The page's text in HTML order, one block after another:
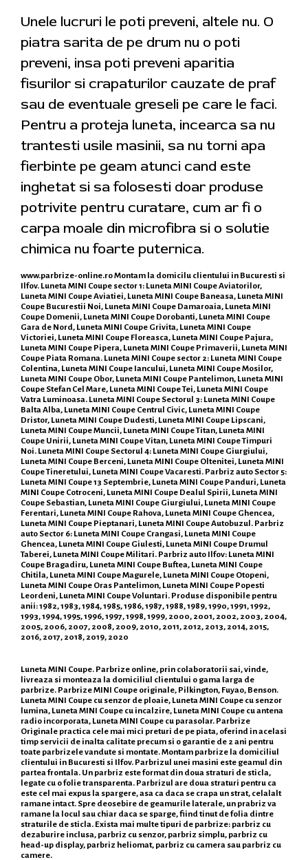
Unele lucruri le poti preveni, altele nu. O
piatra sarita de pe drum nu o poti
preveni, insa poti preveni aparitia
fisurilor si crapaturilor cauzate de praf
sau de eventuale greseli pe care le faci.
Pentru a proteja luneta, incearca sa nu
trantesti usile masinii, sa nu torni apa
fierbinte pe geam atunci cand este
inghetat si sa folosesti doar produse
potrivite pentru curatare, cum ar fi o
carpa moale din microfibra si o solutie
chimica nu foarte puternica.
www.parbrize-online.roMontam la domicilu clientului in Bucuresti si
Ilfov. Luneta MINI Coupe sector 1: Luneta MINI Coupe Aviatorilor,
Luneta MINI Coupe Aviatiei, Luneta MINI Coupe Baneasa, Luneta MINI
Coupe Bucurestii Noi, Luneta MINI Coupe Damaroaia, Luneta MINI
Coupe Domenii, Luneta MINI Coupe Dorobanti, Luneta MINI Coupe
Gara de Nord, Luneta MINI Coupe Grivita, Luneta MINI Coupe
Victoriei, Luneta MINI Coupe Floreasca, Luneta MINI Coupe Pajura,
Luneta MINI Coupe Pipera, Luneta MINI Coupe Primaverii, Luneta MINI
Coupe Piata Romana. Luneta MINI Coupe sector 2: Luneta MINI Coupe
Colentina, Luneta MINI Coupe Iancului, Luneta MINI Coupe Mosilor,
Luneta MINI Coupe Obor, Luneta MINI Coupe Pantelimon, Luneta MINI
Coupe Stefan Cel Mare, Luneta MINI Coupe Tei, Luneta MINI Coupe
Vatra Luminoasa. Luneta MINI Coupe Sectorul 3: Luneta MINI Coupe
Balta Alba, Luneta MINI Coupe Centrul Civic, Luneta MINI Coupe
Dristor, Luneta MINI Coupe Dudesti, Luneta MINI Coupe Lipscani,
Luneta MINI Coupe Muncii, Luneta MINI Coupe Titan, Luneta MINI
Coupe Unirii, Luneta MINI Coupe Vitan, Luneta MINI Coupe Timpuri
Noi. Luneta MINI Coupe Sectorul 4: Luneta MINI Coupe Giurgiului,
Luneta MINI Coupe Berceni, Luneta MINI Coupe Oltenitei, Luneta MINI
Coupe Tineretului, Luneta MINI Coupe Vacaresti. Parbriz auto Sector 5:
Luneta MINI Coupe 13 Septembrie, Luneta MINI Coupe Panduri, Luneta
MINI Coupe Cotroceni, Luneta MINI Coupe Dealul Spirii, Luneta MINI
Coupe Sebastian, Luneta MINI Coupe Giurgiului, Luneta MINI Coupe
Ferentari, Luneta MINI Coupe Rahova, Luneta MINI Coupe Ghencea,
Luneta MINI Coupe Pieptanari, Luneta MINI Coupe Autobuzul. Parbriz
auto Sector 6: Luneta MINI Coupe Crangasi, Luneta MINI Coupe
Ghencea, Luneta MINI Coupe Giulesti, Luneta MINI Coupe Drumul
Taberei, Luneta MINI Coupe Militari. Parbriz auto Ilfov: Luneta MINI
Coupe Bragadiru, Luneta MINI Coupe Buftea, Luneta MINI Coupe
Chitila, Luneta MINI Coupe Magurele, Luneta MINI Coupe Otopeni,
Luneta MINI Coupe Oras Pantelimon, Luneta MINI Coupe Popesti
Leordeni, Luneta MINI Coupe Voluntari. Produse disponibile pentru
anii: 1982, 1983, 1984, 1985, 1986, 1987, 1988, 1989, 1990, 1991, 1992,
1993, 1994, 1995, 1996, 1997, 1998, 1999, 2000, 2001, 2002, 2003, 2004,
2005, 2006, 2007, 2008, 2009, 2010, 2011, 2012, 2013, 2014, 2015,
2016, 2017, 2018, 2019, 2020
Luneta MINI Coupe. Parbrize online, prin colaboratorii sai, vinde,
livreaza si monteaza la domiciliul clientului o gama larga de
parbrize. Parbrize MINI Coupe originale, Pilkington, Fuyao, Benson.
Luneta MINI Coupe cu senzor de ploaie, Luneta MINI Coupe cu senzor
lumina, Luneta MINI Coupe cu incalzire, Luneta MINI Coupe cu antena
radio incorporata, Luneta MINI Coupe cu parasolar. Parbrize
Originale practica cele mai mici preturi de pe piata, oferind in acelasi
timp servicii de inalta calitate precum si o garantie de 2 ani pentru
toate parbrizele vandute si montate. Montam parbrize la domiciliul
clientului in Bucuresti si Ilfov. Parbrizul unei masini este geamul din
partea frontala. Un parbriz este format din doua straturi de sticla,
legate cu o folie transparenta. Parbrizul are doua straturi pentru ca
este cel mai expus la spargere, asa ca daca se crapa un strat, celalalt
ramane intact. Spre deosebire de geamurile laterale, un prabriz va
ramane la locul sau chiar daca se sparge, fiind tinut de folia dintre
straturile de sticla. Exista mai multe tipuri de parbrize: parbriz cu
dezaburire inclusa, parbriz cu senzor, parbriz simplu, parbriz cu
head-up display, parbriz heliomat, parbriz cu camera sau parbriz cu
camere.